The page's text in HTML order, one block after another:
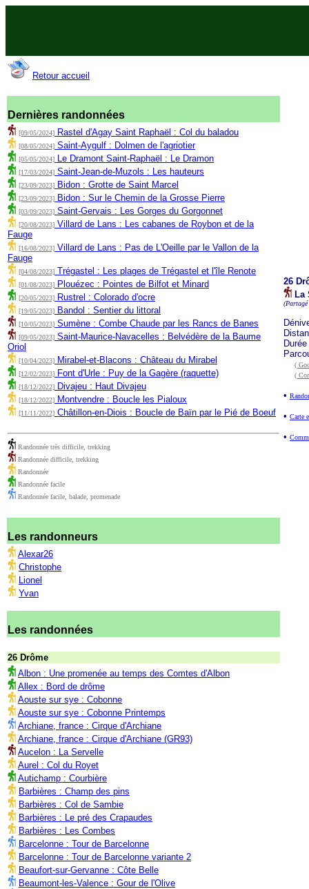
Retour accueil
Dernières randonnées
[09/05/2024] Rastel d'Agay Saint Raphaël : Col du baladou
[08/05/2024] Saint-Aygulf : Dolmen de l'agriotier
[05/05/2024] Le Dramont Saint-Raphaël : Le Dramon
[17/03/2024] Saint-Jean-de-Muzols : Les hauteurs
[23/09/2023] Bidon : Grotte de Saint Marcel
[23/09/2023] Bidon : Sur le Chemin de la Grosse Pierre
[03/09/2023] Saint-Gervais : Les Gorges du Gorgonnet
[20/08/2023] Villard de Lans : Les cabanes de Roybon et de la
Fauge
[16/08/2023] Villard de Lans : Pas de L'Oeille par le Vallon de la
Fauge
[04/08/2023] Trégastel : Les plages de Trégastel et l'île Renote
[01/08/2023] Plouézec : Pointes de Bilfot et Minard
[20/05/2023] Rustrel : Colorado d'ocre
[19/05/2023] Bandol : Sentier du littoral
[10/05/2023] Sumène : Combe Chaude par les Rancs de Banes
[09/05/2023] Saint-Maurice-Navacelles : Belvédère de la Baume
Oriol
[10/04/2023] Mirabel-et-Blacons : Château du Mirabel
[12/02/2023] Font d'Urle : Puy de la Gagère (raquette)
[18/12/2022] Divajeu : Haut Divajeu
[18/12/2022] Montvendre : Boucle les Pialoux
[11/11/2022] Châtillon-en-Diois : Boucle de Baïn par le Pié de Boeuf
Randonnée très difficile, trekking
Randonnée difficile, trekking
Randonnée
Randonnée facile
Randonnée facile, balade, promenade
Les randonneurs
Alexar26
Christophe
Lionel
Yvan
Les randonnées
26 Drôme
Albon : Une promenée au temps des Comtes d'Albon
Allex : Bord de drôme
Aouste sur sye : Cobonne
Aouste sur sye : Cobonne Printemps
Archiane, france : Cirque d'Archiane
Archiane, france : Cirque d'Archiane (GR93)
Aucelon : La Servelle
Aurel : Col du Royet
Autichamp : Courbière
Barbières : Champ des pins
Barbières : Col de Sambie
Barbières : Le pré des Crapaudes
Barbières : Les Combes
Barcelonne : Tour de Barcelonne
Barcelonne : Tour de Barcelonne variante 2
Beaufort-sur-Gervanne : Côte Belle
Beaumont-les-Valence : Gour de l'Olive
26
La
(
(
•
• Carte
•